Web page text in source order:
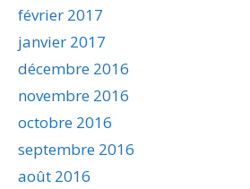
février 2017
janvier 2017
décembre 2016
novembre 2016
octobre 2016
septembre 2016
août 2016